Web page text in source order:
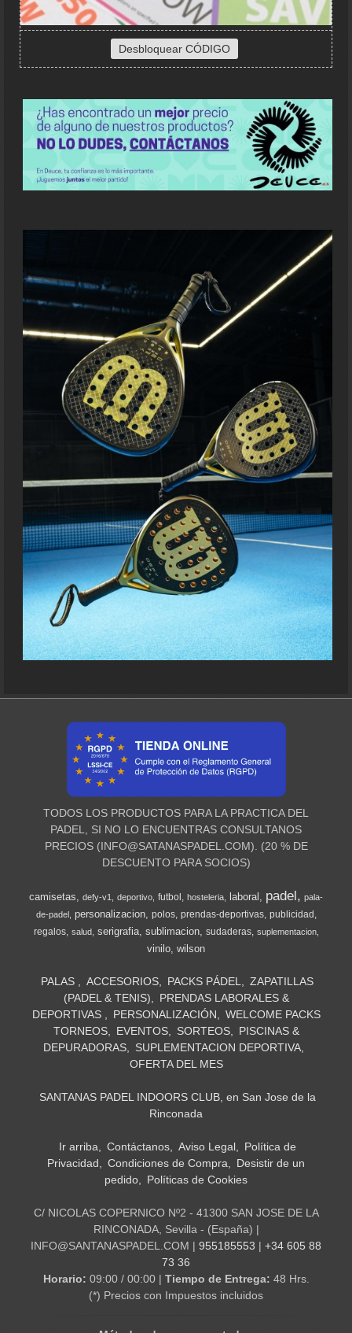
TODOS LOS PRODUCTOS PARA LA PRACTICA DEL
PADEL, SI NO LO ENCUENTRAS CONSULTANOS
PRECIOS (INFO@SATANASPADEL.COM). (20 % DE
DESCUENTO PARA SOCIOS)
camisetas defy-v1 deportivo futbol hosteleria laboral padel
pala-
de-padel
personalizacion polos prendas-deportivas publicidad
regalos
salud serigrafia sublimacion sudaderas suplementacion
vinilo wilson
PALAS ACCESORIOS PACKS PÁDEL
ZAPATILLAS
(PADEL & TENIS)
PRENDAS LABORALES &
DEPORTIVAS
PERSONALIZACIÓN
WELCOME PACKS
TORNEOS
EVENTOS SORTEOS
PISCINAS &
DEPURADORAS
SUPLEMENTACION DEPORTIVA
OFERTA DEL MES
SANTANAS PADEL INDOORS CLUB, en San Jose de la
Rinconada
Ir arriba Contáctanos Aviso Legal
Política de
Privacidad
Condiciones de Compra
Desistir de un
pedido
Políticas de Cookies
C/ NICOLAS COPERNICO Nº2 - 41300 SAN JOSE DE LA
RINCONADA, Sevilla - (España) |
INFO@SANTANASPADEL.COM | 955185553 | +34 605 88
73 36
Horario: 09:00 / 00:00 | Tiempo de Entrega: 48 Hrs.
(*) Precios con Impuestos incluidos